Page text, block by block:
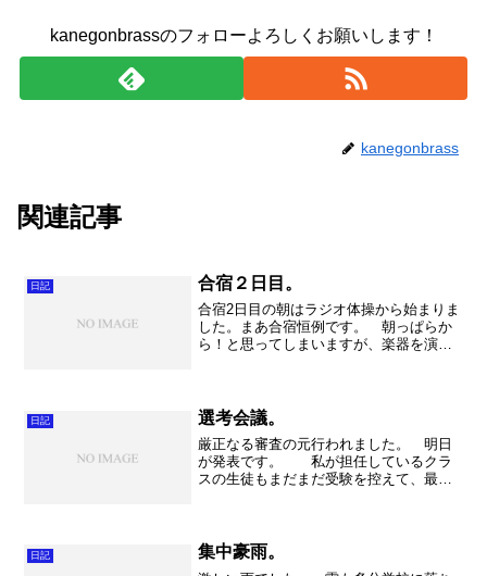
kanegonbrassのフォローよろしくお願いします！
kanegonbrass
関連記事
日記 合宿２日目。
合宿2日目の朝はラジオ体操から始まりま
した。まあ合宿恒例です。 朝っぱらか
ら！と思ってしまいますが、楽器を演奏
来ます。ま～楽器を吹く...
日記 選考会議。
厳正なる審査の元行われました。 明日
が発表です。 私が担任しているクラ
スの生徒もまだまだ受験を控えて、最後
験は本当に貴重です。 高...
日記 集中豪雨。